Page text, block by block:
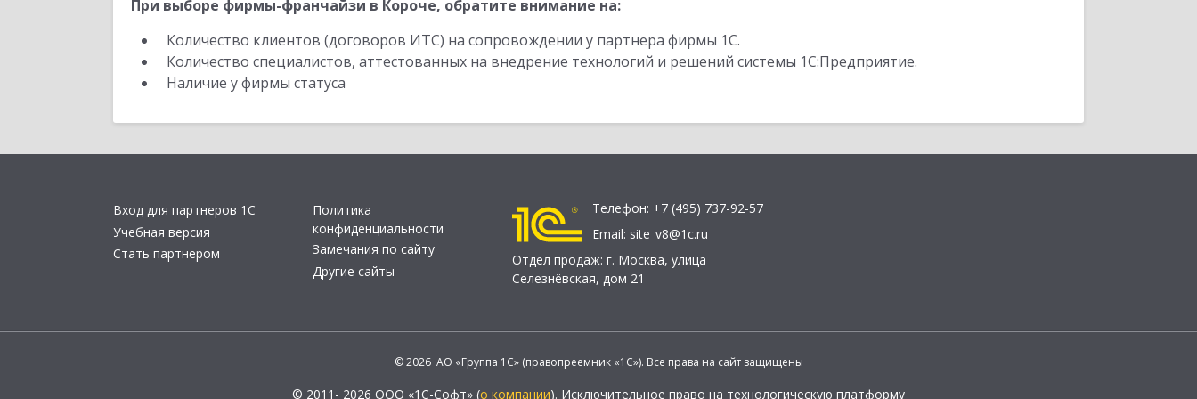
При выборе фирмы-франчайзи в Короче, обратите внимание на:
Количество клиентов (договоров ИТС) на сопровождении у партнера фирмы 1С.
Количество специалистов, аттестованных на внедрение технологий и решений системы 1С:Предприятие.
Наличие у фирмы статуса
Вход для партнеров 1С
Учебная версия
Стать партнером
Политика
конфиденциальности
Замечания по сайту
Другие сайты
Телефон: +7 (495) 737-92-57
Email: site_v8@1c.ru
Отдел продаж: г. Москва, улица
Селезнёвская, дом 21
© 2026 АО «Группа 1С» (правопреемник «1С»). Все права на сайт защищены
© 2011- 2026 ООО «1С-Софт» (о компании). Исключительное право на технологическую платформу